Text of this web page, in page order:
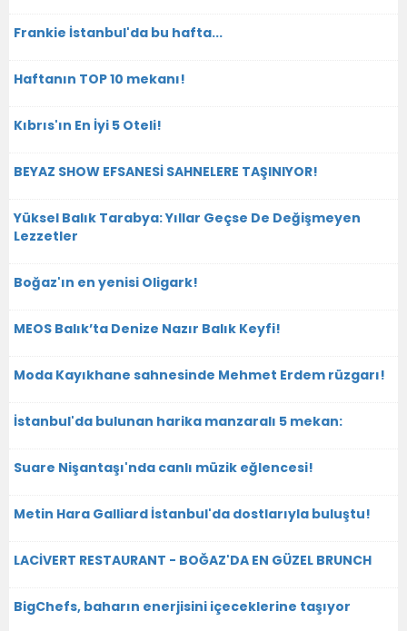
Frankie İstanbul'da bu hafta...
Haftanın TOP 10 mekanı!
Kıbrıs'ın En İyi 5 Oteli!
BEYAZ SHOW EFSANESİ SAHNELERE TAŞINIYOR!
Yüksel Balık Tarabya: Yıllar Geçse De Değişmeyen
Lezzetler
Boğaz'ın en yenisi Oligark!
MEOS Balık’ta Denize Nazır Balık Keyfi!
Moda Kayıkhane sahnesinde Mehmet Erdem rüzgarı!
İstanbul'da bulunan harika manzaralı 5 mekan:
Suare Nişantaşı'nda canlı müzik eğlencesi!
Metin Hara Galliard İstanbul'da dostlarıyla buluştu!
LACİVERT RESTAURANT - BOĞAZ'DA EN GÜZEL BRUNCH
BigChefs, baharın enerjisini içeceklerine taşıyor